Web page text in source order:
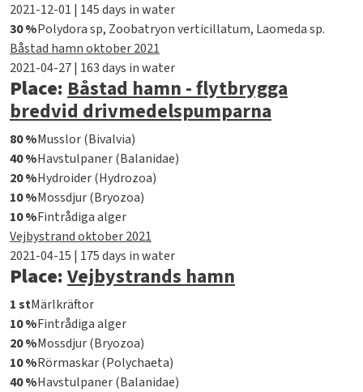
2021-12-01 | 145 days in water
30 %Polydora sp, Zoobatryon verticillatum, Laomeda sp.
Båstad hamn oktober 2021
2021-04-27 | 163 days in water
Place:Båstad hamn - flytbrygga
bredvid drivmedelspumparna
80 %Musslor (Bivalvia)
40 %Havstulpaner (Balanidae)
20 %Hydroider (Hydrozoa)
10 %Mossdjur (Bryozoa)
10 %Fintrådiga alger
Vejbystrand oktober 2021
2021-04-15 | 175 days in water
Place:Vejbystrands hamn
1 stMärlkräftor
10 %Fintrådiga alger
20 %Mossdjur (Bryozoa)
10 %Rörmaskar (Polychaeta)
40 %Havstulpaner (Balanidae)